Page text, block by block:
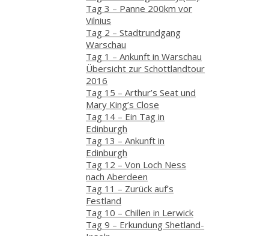
Tag 3 – Panne 200km vor
Vilnius
Tag 2 – Stadtrundgang
Warschau
Tag 1 – Ankunft in Warschau
Übersicht zur Schottlandtour
2016
Tag 15 – Arthur’s Seat und
Mary King’s Close
Tag 14 – Ein Tag in
Edinburgh
Tag 13 – Ankunft in
Edinburgh
Tag 12 – Von Loch Ness
nach Aberdeen
Tag 11 – Zurück auf’s
Festland
Tag 10 – Chillen in Lerwick
Tag 9 – Erkundung Shetland-